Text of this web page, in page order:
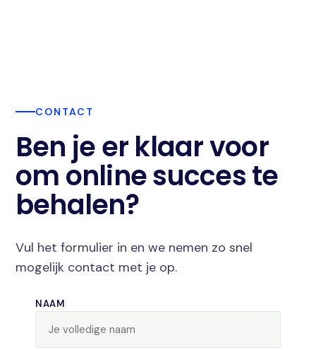
CONTACT
Ben je er klaar voor
om online succes te
behalen?
Vul het formulier in en we nemen zo snel
mogelijk contact met je op.
NAAM